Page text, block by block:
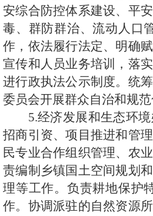
安综合防控体系建设、平
毒、群防群治、流动人口
作，依法履行法定、明确
宣传和人员业务培训，落
进行政执法公示制度。统
委员会开展群众自治和规
5.经济发展和生态环
招商引资、项目推进和管
民专业合作组织管理、农
责编制乡镇国土空间规划
理等工作。负责耕地保护
作。协调派驻的自然资源